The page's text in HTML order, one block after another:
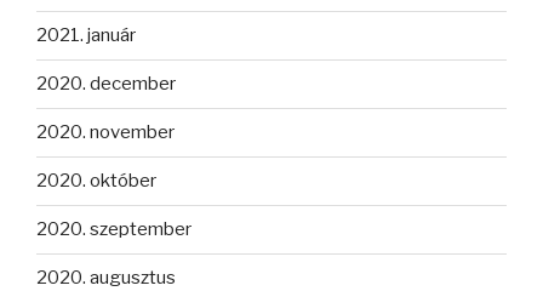
2021. január
2020. december
2020. november
2020. október
2020. szeptember
2020. augusztus